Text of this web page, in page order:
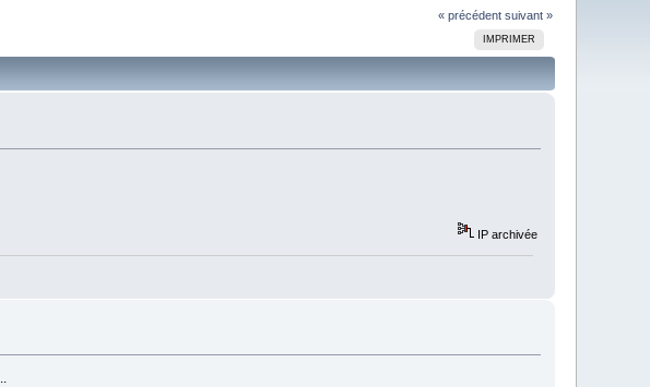
« précédent suivant »
IMPRIMER
IP archivée